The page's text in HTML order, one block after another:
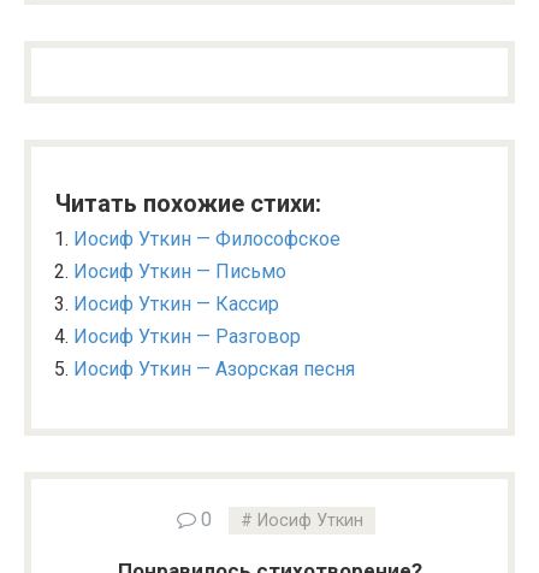
Читать похожие стихи:
Иосиф Уткин — Философское
Иосиф Уткин — Письмо
Иосиф Уткин — Кассир
Иосиф Уткин — Разговор
Иосиф Уткин — Азорская песня
0 Иосиф Уткин